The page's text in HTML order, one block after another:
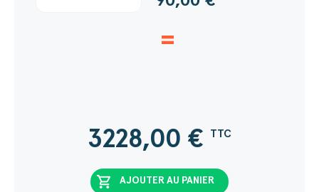
=
3228,00 € TTC
shopping_cart AJOUTER AU PANIER